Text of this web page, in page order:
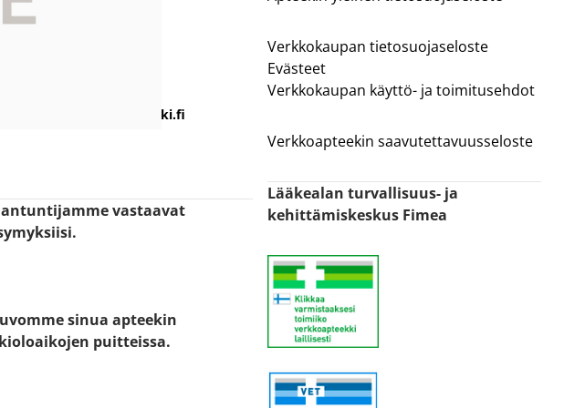
vastaavat
sinua apteekin
puitteissa.
Verkkokaupan tietosuojaseloste
Evästeet
Verkkokaupan käyttö- ja toimitusehdot
Verkkoapteekin saavutettavuusseloste
Lääkealan turvallisuus- ja
kehittämiskeskus Fimea